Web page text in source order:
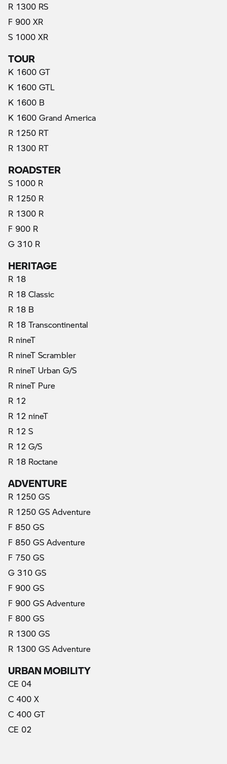
R 1300 RS
F 900 XR
S 1000 XR
TOUR
K 1600 GT(prąd elektryczny)
K 1600 GTL
K 1600 B
K 1600 Grand America
R 1250 RT
R 1300 RT
ROADSTER
S 1000 R
R 1250 R
R 1300 R
F 900 R
G 310 R
HERITAGE
R 18
R 18 Classic
R 18 B
R 18 Transcontinental
R nineT
R nineT Scrambler
R nineT Urban G/S
R nineT Pure
R 12
R 12 nineT
R 12 S
R 12 G/S
R 18 Roctane
ADVENTURE
R 1250 GS
R 1250 GS Adventure
F 850 GS
F 850 GS Adventure
F 750 GS
G 310 GS
F 900 GS
F 900 GS Adventure
F 800 GS
R 1300 GS
R 1300 GS Adventure
URBAN MOBILITY
CE 04
C 400 X
C 400 GT
CE 02